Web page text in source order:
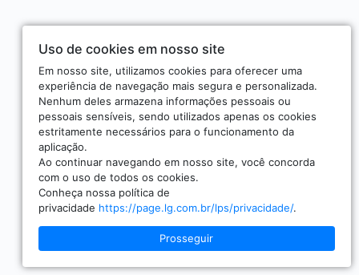
Uso de cookies em nosso site
Em nosso site, utilizamos cookies para oferecer uma
experiência de navegação mais segura e personalizada.
Nenhum deles armazena informações pessoais ou
pessoais sensíveis, sendo utilizados apenas os cookies
estritamente necessários para o funcionamento da
aplicação.
Ao continuar navegando em nosso site, você concorda
com o uso de todos os cookies.
Conheça nossa política de
privacidade https://page.lg.com.br/lps/privacidade/.
Prosseguir